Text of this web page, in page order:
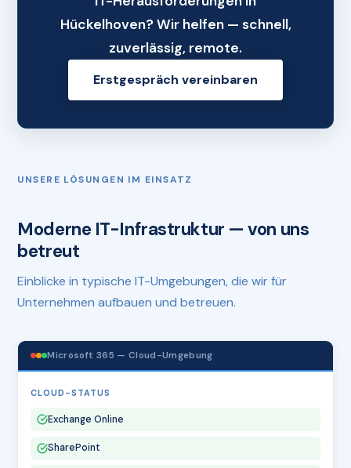
Hückelhoven? Wir helfen — schnell,
zuverlässig, remote.
Erstgespräch vereinbaren
UNSERE LÖSUNGEN IM EINSATZ
Moderne IT-Infrastruktur — von uns
betreut
Einblicke in typische IT-Umgebungen, die wir für
Unternehmen aufbauen und betreuen.
Microsoft 365 — Cloud-Umgebung
CLOUD-STATUS
Exchange Online
SharePoint